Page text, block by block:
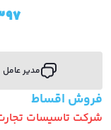
مدیر عامل
فروش اقساط
شرکت تاسیسات